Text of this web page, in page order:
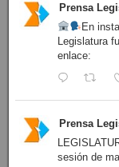
Prensa
En
Legislatura
enlace:
Prensa
sesión de